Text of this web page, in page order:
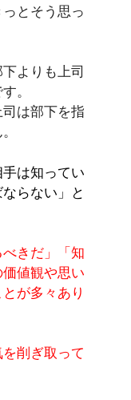
とそう思っ
よりも上司
。
は部下を指
は知ってい
らない」と
きだ」「知
値観や思い
が多々あり
削ぎ取って